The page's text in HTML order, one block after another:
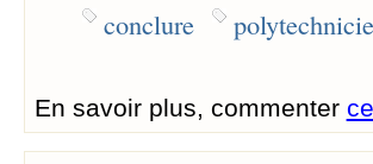
conclure
En savoir plus, commenter